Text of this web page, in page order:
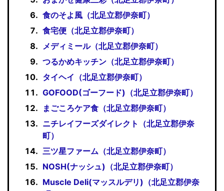
食のそよ風（北足立郡伊奈町）
食宅便（北足立郡伊奈町）
メディミール（北足立郡伊奈町）
つるかめキッチン（北足立郡伊奈町）
タイヘイ（北足立郡伊奈町）
GOFOOD(ゴーフード)（北足立郡伊奈町）
まごころケア食（北足立郡伊奈町）
ニチレイフーズダイレクト（北足立郡伊奈
町）
三ツ星ファーム（北足立郡伊奈町）
NOSH(ナッシュ)（北足立郡伊奈町）
Muscle Deli(マッスルデリ)（北足立郡伊奈